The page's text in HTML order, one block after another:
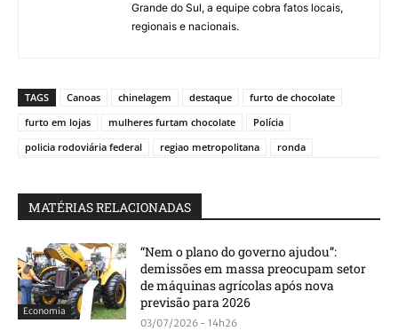
Grande do Sul, a equipe cobra fatos locais,
regionais e nacionais.
TAGS Canoas chinelagem destaque
furto de chocolate
furto em lojas
mulheres furtam chocolate
Polícia
policia rodoviária federal
regiao metropolitana ronda
MATÉRIAS RELACIONADAS
Economia
“Nem o plano do governo ajudou”:
demissões em massa preocupam setor
de máquinas agrícolas após nova
previsão para 2026
03/07/2026 - 14h26